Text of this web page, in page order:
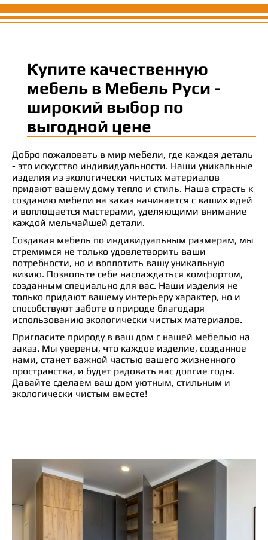
Купите качественную
мебель в Мебель Руси -
широкий выбор по
выгодной цене
Добро пожаловать в мир мебели, где каждая деталь
- это искусство индивидуальности. Наши уникальные
изделия из экологически чистых материалов
придают вашему дому тепло и стиль. Наша страсть к
созданию мебели на заказ начинается с ваших идей
и воплощается мастерами, уделяющими внимание
каждой мельчайшей детали.
Создавая мебель по индивидуальным размерам, мы
стремимся не только удовлетворить ваши
потребности, но и воплотить вашу уникальную
визию. Позвольте себе наслаждаться комфортом,
созданным специально для вас. Наши изделия не
только придают вашему интерьеру характер, но и
способствуют заботе о природе благодаря
использованию экологически чистых материалов.
Пригласите природу в ваш дом с нашей мебелью на
заказ. Мы уверены, что каждое изделие, созданное
нами, станет важной частью вашего жизненного
пространства, и будет радовать вас долгие годы.
Давайте сделаем ваш дом уютным, стильным и
экологически чистым вместе!